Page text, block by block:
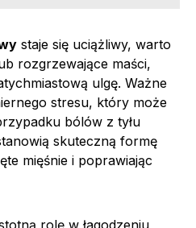
staje się uciążliwy, warto
rozgrzewające maści,
ulgę. Ważne
stresu, który może
bólów z tyłu
skuteczną formę
mięśnie i poprawiając
rolę w łagodzeniu